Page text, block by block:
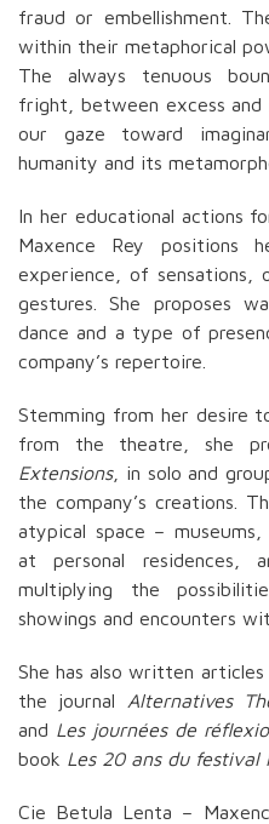
fraud or embellishment.
within their metaphorical
The always tenuous
fright, between excess
our gaze toward
humanity and its
In her educational actions
Maxence Rey positions
experience, of sensations,
gestures. She proposes
dance and a type of
company’s repertoire.
Stemming from her desire
from the theatre, she
Extensions, in solo and
the company’s creations.
atypical space – museums,
at personal residences,
multiplying the
showings and encounters
She has also written
the journal Alternatives
and Les journées de
book Les 20 ans du festival
Cie Betula Lenta –